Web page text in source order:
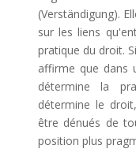
(Verständigung).
sur les liens
pratique du droit.
affirme que dans
détermine la
détermine le
être dénués de
position plus